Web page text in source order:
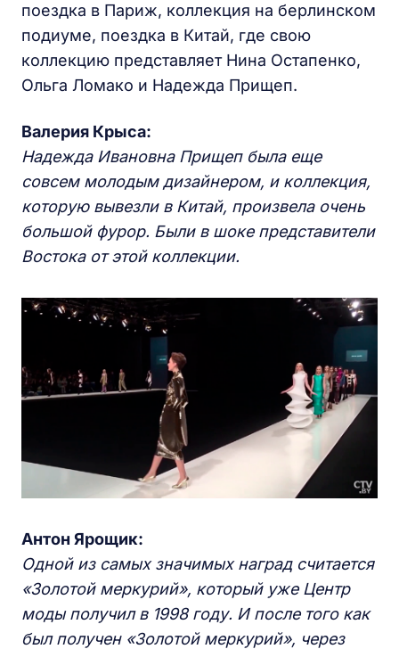
поездка в Париж, коллекция на берлинском
подиуме, поездка в Китай, где свою
коллекцию представляет Нина Остапенко,
Ольга Ломако и Надежда Прищеп.
Валерия Крыса:
Надежда Ивановна Прищеп была еще
совсем молодым дизайнером, и коллекция,
которую вывезли в Китай, произвела очень
большой фурор. Были в шоке представители
Востока от этой коллекции.
Антон Ярощик:
Одной из самых значимых наград считается
«Золотой меркурий», который уже Центр
моды получил в 1998 году. И после того как
был получен «Золотой меркурий», через